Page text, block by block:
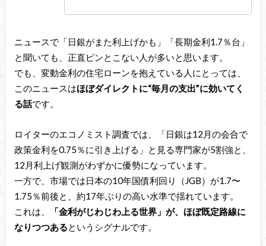
ニュースで「日銀がまた利上げかも」「長期金利1.7％台」
と聞いても、正直ピンとこない人が多いと思います。
でも、変動金利の住宅ローンを抱えている人にとっては、
このニュースはほぼダイレクトに“毎月の支出”に効いてく
る話です。
ロイターのエコノミスト調査では、「日銀は12月の会合で
政策金利を0.75％に引き上げる」と見る専門家が5割強と、
12月利上げ観測がわずかに優勢になっています。
一方で、市場では日本の10年国債利回り（JGB）が1.7〜
1.75％前後と、約17年ぶりの高い水準で揺れています。
これは、
「金利がじわじわ上る世界」が、ほぼ既定路線に
なりつつあるというシグナルです。